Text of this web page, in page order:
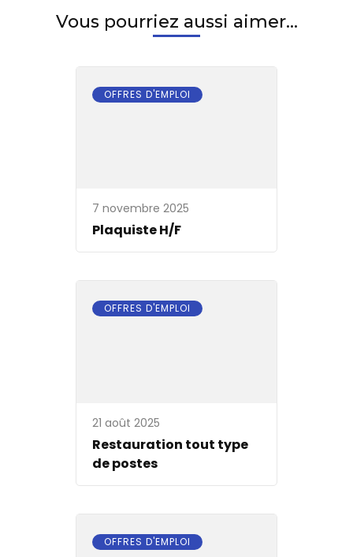
Vous pourriez aussi aimer...
OFFRES D'EMPLOI
7 novembre 2025
Plaquiste H/F
OFFRES D'EMPLOI
21 août 2025
Restauration tout type
de postes
OFFRES D'EMPLOI